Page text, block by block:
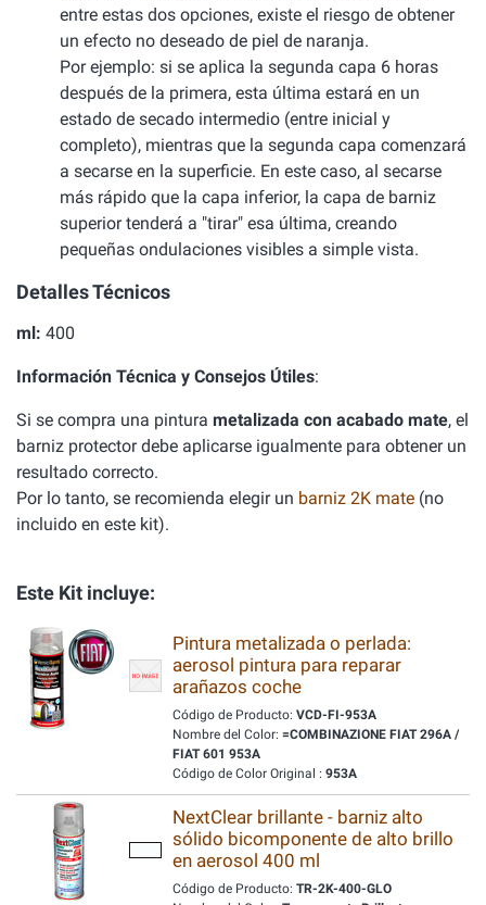
entre estas dos opciones, existe el riesgo de obtener
un efecto no deseado de piel de naranja.
Por ejemplo: si se aplica la segunda capa 6 horas
después de la primera, esta última estará en un
estado de secado intermedio (entre inicial y
completo), mientras que la segunda capa comenzará
a secarse en la superficie. En este caso, al secarse
más rápido que la capa inferior, la capa de barniz
superior tenderá a "tirar" esa última, creando
pequeñas ondulaciones visibles a simple vista.
Detalles Técnicos
ml: 400
Información Técnica y Consejos Útiles:
Si se compra una pintura metalizada con acabado mate, el
barniz protector debe aplicarse igualmente para obtener un
resultado correcto.
Por lo tanto, se recomienda elegir un barniz 2K mate (no
incluido en este kit).
Este Kit incluye:
Pintura metalizada o perlada:
aerosol pintura para reparar
arañazos coche
Código de Producto: VCD-FI-953A
Nombre del Color: =COMBINAZIONE FIAT 296A /
FIAT 601 953A
Código de Color Original : 953A
NextClear brillante - barniz alto
sólido bicomponente de alto brillo
en aerosol 400 ml
Código de Producto: TR-2K-400-GLO